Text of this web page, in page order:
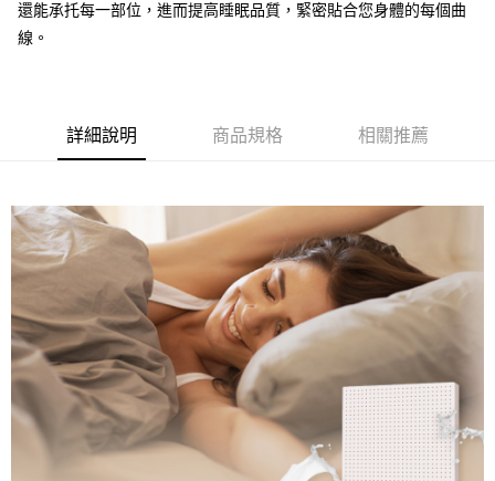
台新國際商業銀行
中國信託商業銀行
全盈+PAY
1.本服務由台灣大哥大提供，台灣大哥大用戶可立即使用無須另外申請。
3.實際核准額度、可分期數及費用金額請依後續交易確認頁面所載為準。
4.訂單成立30分鐘內，如未前往確認交易或遇審核未通過，訂單將自動取
消。如遇「轉專審核」未通過狀況，表示未達大哥付你分期系統評分，恕無
法說明評估內容。
【繳款方式說明】
1.分期款項不併入電信帳單，「大哥付你分期」於每月結算日後寄送繳費提
醒簡訊。
2.透過簡訊連結打開帳單後，可選擇「超商條碼／台灣大直營門市／銀行轉
帳／街口支付／iPASS MONEY」等通路繳費。
【注意事項】
1.本服務係由「台灣大哥大股份有限公司」（以下簡稱本公司）所提供，讓
用戶於交易時，得透過本服務購買商品或服務，並由商店將買賣／分期付款
買賣價金債權讓與本公司後，依約使用本公司帳單繳交帳款。
AFTEE先享後付
相關說明
AFTEE先享後付是「在收到商品之後才付款」的支付方式。 讓您購物簡單
便利好安心！
１．簡單：不需註冊會員、不需綁卡、不需儲值。
２．便利：只要手機號碼，簡訊認證，即可結帳。
３．安心：先確認商品／服務後，再付款。
【「AFTEE先享後付」結帳流程】
１．於結帳方式選擇「AFTEE先享後付」後，將跳轉至「AFTEE先享後付」
結帳頁面，進行簡訊認證並確認金額後，即可完成結帳。
２．訂單成立數日內，您將收到繳費通知簡訊。
３．收到繳費通知簡訊後14天內，點擊此簡訊中的連結，可透過四大超商／
ATM／網路銀行／等多元方式進行付款，方視為交易完成。
※ 請注意：結帳手續完成當下不需立刻繳費，但若您需要取消訂單，請聯絡
購買商品的店家。未經商家同意取消之訂單仍視為有效，需透過AFTEE先享
運送方式
大型超重物流運送
每筆NT$150，滿NT$990(含以上)免運費
還能承托每一部位，進而提高睡眠品質，緊密貼合您身體的每個曲
線。
詳細說明 商品規格 相關推薦